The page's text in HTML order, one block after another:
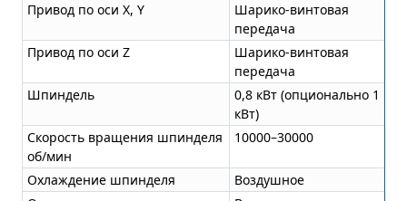
Привод по оси X, Y
Шарико-винтовая
передача
Привод по оси Z
Шарико-винтовая
передача
Шпиндель
0,8 кВт (опционально 1
кВт)
Скорость вращения шпинделя
об/мин
10000–30000
Охлаждение шпинделя
Воздушное